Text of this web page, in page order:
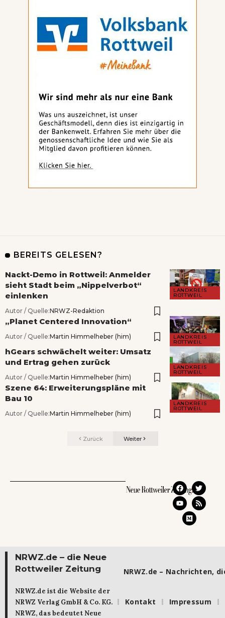
BEREITS GELESEN?
LANDKREIS
ROTTWEIL
Nackt-Demo in Rottweil: Anmelder
sieht Stadt beim „Nippelverbot“
einlenken
Autor / Quelle:NRWZ-Redaktion
LANDKREIS
ROTTWEIL
„Planet Centered Innovation“
Autor / Quelle:Martin Himmelheber (him)
LANDKREIS
ROTTWEIL
hGears schwächelt weiter: Umsatz
und Ertrag gehen zurück
Autor / Quelle:Martin Himmelheber (him)
LANDKREIS
ROTTWEIL
Szene 64: Erweiterungspläne mit
Bau 10
Autor / Quelle:Martin Himmelheber (him)
Zurück Weiter
NRWZ.de – die Neue
Rottweiler Zeitung
NRWZ.de ist die Website der
NRWZ Verlag GmbH & Co. KG.
NRWZ, das bedeutet Neue
NRWZ.de – Nachrichten,
Kontakt Impressum